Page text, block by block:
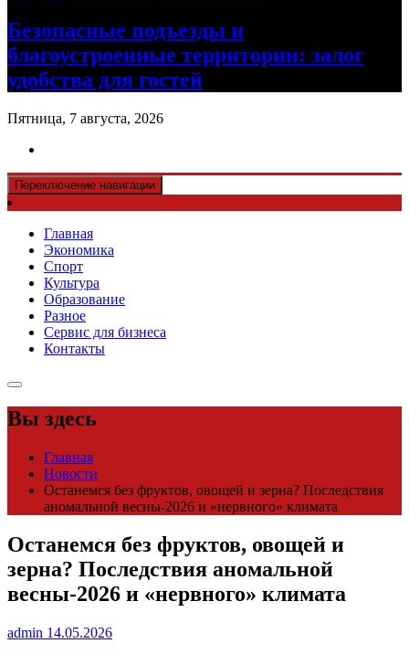
Безопасные подъезды и
благоустроенные территории: залог
удобства для гостей
Пятница, 7 августа, 2026
Переключение навигации
Главная
Экономика
Спорт
Культура
Образование
Разное
Сервис для бизнеса
Контакты
Вы здесь
Главная
Новости
Останемся без фруктов, овощей и зерна? Последствия
аномальной весны-2026 и «нервного» климата
Останемся без фруктов, овощей и
зерна? Последствия аномальной
весны-2026 и «нервного» климата
admin 14.05.2026